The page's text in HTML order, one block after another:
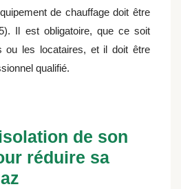
de chauffage doit être
Il est obligatoire, que ce soit
ou les locataires, et il doit être
qualifié.
de son
réduire sa